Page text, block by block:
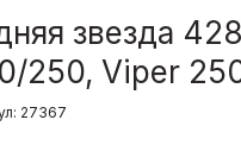
звезда
250, Viper
27367